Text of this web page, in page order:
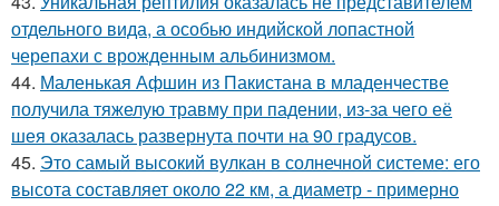
отдельного вида, а особью индийской лопастной
черепахи с врожденным альбинизмом.
44. Маленькая Афшин из Пакистана в младенчестве
получила тяжелую травму при падении, из-за чего её
шея оказалась развернута почти на 90 градусов.
45. Это самый высокий вулкан в солнечной системе: его
высота составляет около 22 км, а диаметр - примерно